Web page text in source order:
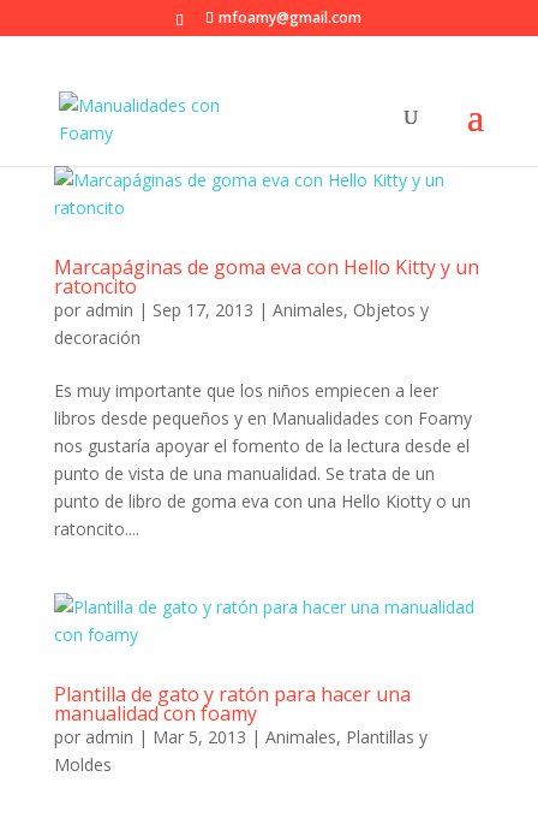
mfoamy@gmail.com
Marcapáginas de goma eva con Hello Kitty y un
ratoncito
por admin | Sep 17, 2013 | Animales, Objetos y
decoración
Es muy importante que los niños empiecen a leer
libros desde pequeños y en Manualidades con Foamy
nos gustaría apoyar el fomento de la lectura desde el
punto de vista de una manualidad. Se trata de un
punto de libro de goma eva con una Hello Kiotty o un
ratoncito....
Plantilla de gato y ratón para hacer una
manualidad con foamy
por admin | Mar 5, 2013 | Animales, Plantillas y
Moldes